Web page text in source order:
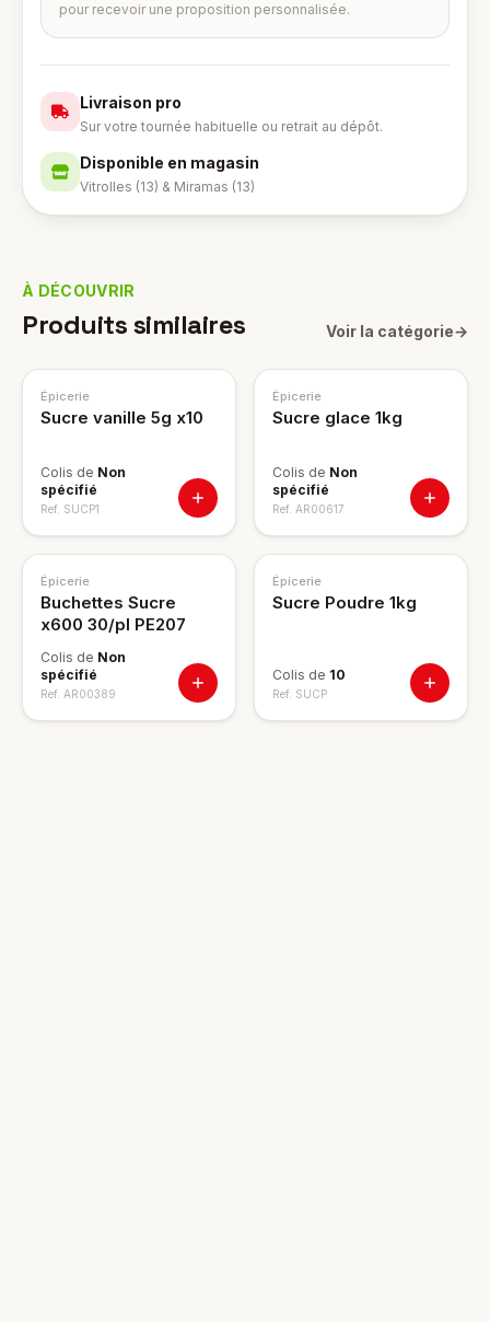
pour recevoir une proposition personnalisée.
Livraison pro
Sur votre tournée habituelle ou retrait au dépôt.
Disponible en magasin
Vitrolles (13) & Miramas (13)
À DÉCOUVRIR
Produits similaires Voir la catégorie→
Épicerie
Sucre vanille 5g x10
Colis de Non
spécifié
Ref. SUCP1
Épicerie
Sucre glace 1kg
Colis de Non
spécifié
Ref. AR00617
Épicerie
Buchettes Sucre
x600 30/pl PE207
Colis de Non
spécifié
Ref. AR00389
Épicerie
Sucre Poudre 1kg
Colis de 10
Ref. SUCP